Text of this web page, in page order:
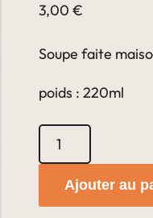
3,00 €
Soupe faite
poids : 220ml
quantité
de
Soupe
Endives
Ajouter au